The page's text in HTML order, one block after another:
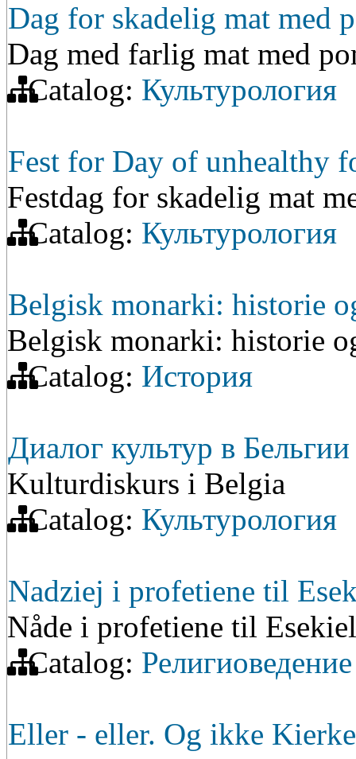
Dag for skadelig mat med
Dag med farlig mat med
Catalog: Культурология
Fest for Day of unhealthy
Festdag for skadelig mat
Catalog: Культурология
Belgisk monarki: historie
Belgisk monarki: historie
Catalog: История
Диалог культур в Бельгии
Kulturdiskurs i Belgia
Catalog: Культурология
Nadziej i profetiene til
Nåde i profetiene til Esekiel
Catalog: Религиоведение
Eller - eller. Og ikke